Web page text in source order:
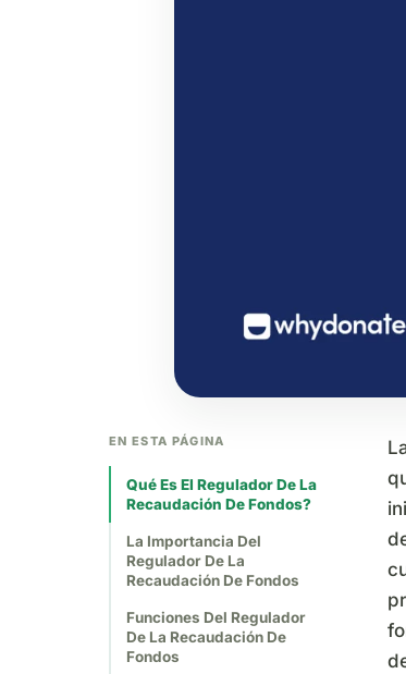
EN ESTA PÁGINA
Qué Es El Regulador De La
Recaudación De Fondos?
La Importancia Del
Regulador De La
Recaudación De Fondos
Funciones Del Regulador
De La Recaudación De
Fondos